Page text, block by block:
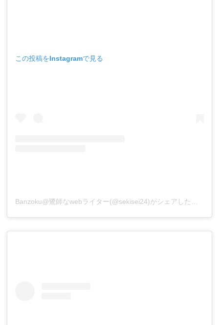
この投稿をInstagramで見る